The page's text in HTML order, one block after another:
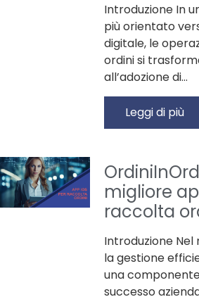
Introduzione In
più orientato
digitale, le
ordini si
all’adozione di…
Leggi di più
migliore
raccolta
Introduzione
la gestione
una
successo